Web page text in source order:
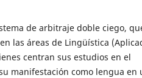
de arbitraje doble ciego,
las áreas de Lingüística
centran sus estudios en el
manifestación como lengua en